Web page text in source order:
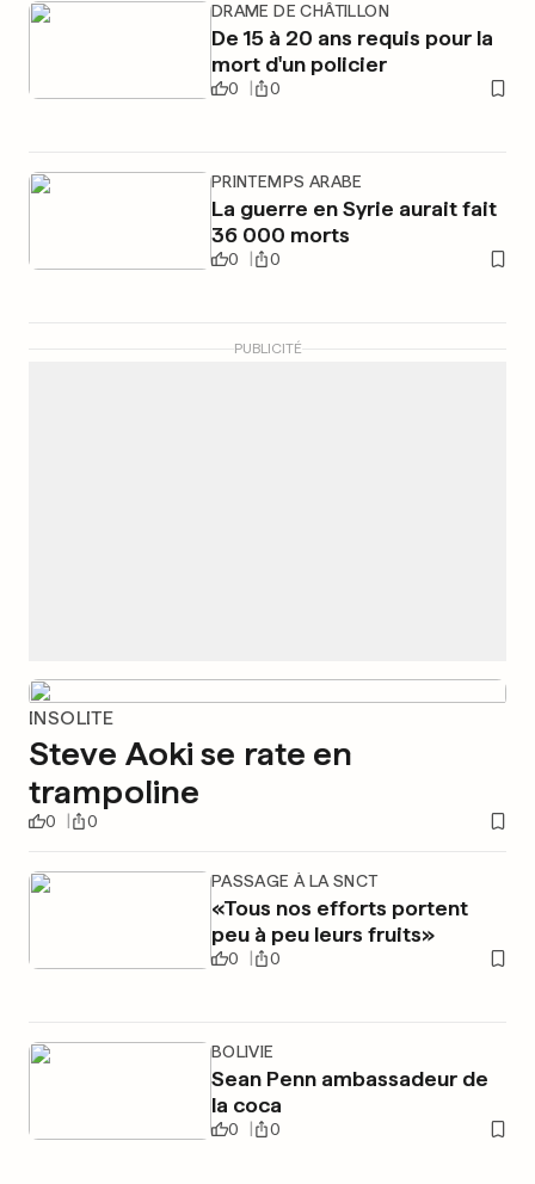
DRAME DE CHÂTILLON
De 15 à 20 ans requis pour la
mort d'un policier
0 0
PRINTEMPS ARABE
La guerre en Syrie aurait fait
36 000 morts
0 0
PUBLICITÉ
INSOLITE
Steve Aoki se rate en
trampoline
0 0
PASSAGE À LA SNCT
«Tous nos efforts portent
peu à peu leurs fruits»
0 0
BOLIVIE
Sean Penn ambassadeur de
la coca
0 0